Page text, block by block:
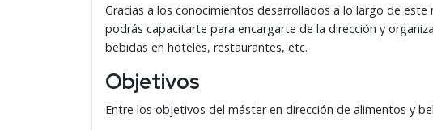
Gracias a los conocimientos desarrollados a lo largo de
podrás capacitarte para encargarte de la dirección y
bebidas en hoteles, restaurantes, etc.
Objetivos
Entre los objetivos del máster en dirección de alimentos y